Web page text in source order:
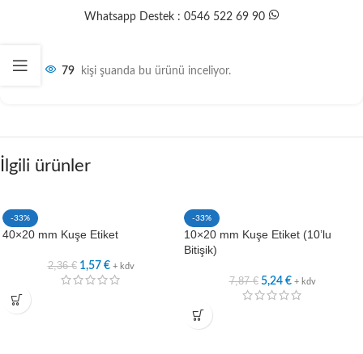
Whatsapp Destek : 0546 522 69 90
79 kişi şuanda bu ürünü inceliyor.
İlgili ürünler
-33%
40×20 mm Kuşe Etiket
2,36€ 1,57 € + kdv
-33%
10×20 mm Kuşe Etiket (10’lu
Bitişik)
7,87€ 5,24 € + kdv